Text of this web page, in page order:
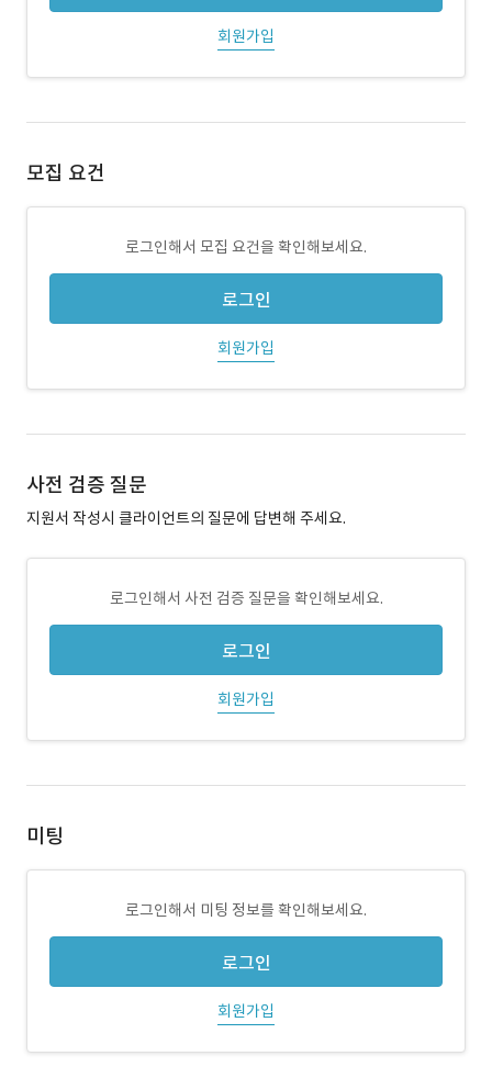
회원가입
모집 요건
로그인해서 모집 요건을 확인해보세요.
로그인
회원가입
사전 검증 질문
지원서 작성시 클라이언트의 질문에 답변해 주세요.
로그인해서 사전 검증 질문을 확인해보세요.
로그인
회원가입
미팅
로그인해서 미팅 정보를 확인해보세요.
로그인
회원가입